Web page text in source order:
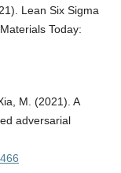
Lean Six Sigma
Today:
M. (2021). A
adversarial